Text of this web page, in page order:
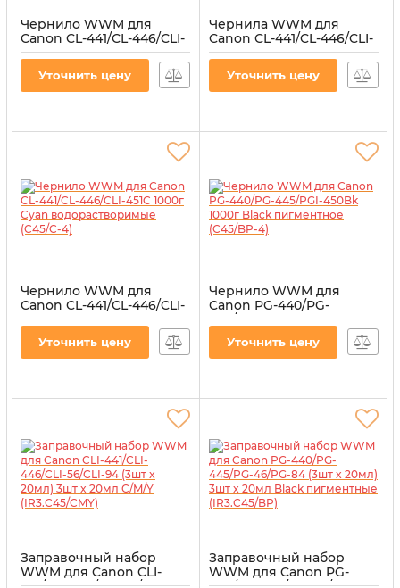
Чернило WWM для
Canon CL-441/CL-446/CLI-
451Y 1000г Yellow
(C45/Y-4)
Уточнить цену
Чернила WWM для
Canon CL-441/CL-446/CLI-
451M 1000г Magenta
(C45/M-4)
Уточнить цену
Чернило WWM для
Canon CL-441/CL-446/CLI-
451C 1000г Cyan
(C45/C-4)
Уточнить цену
Чернило WWM для
Canon PG-440/PG-
445/PGI-450Bk 1000г
(C45/BP-4)
Уточнить цену
Заправочный набор
WWM для Canon CLI-
Заправочный набор
WWM для Canon PG-